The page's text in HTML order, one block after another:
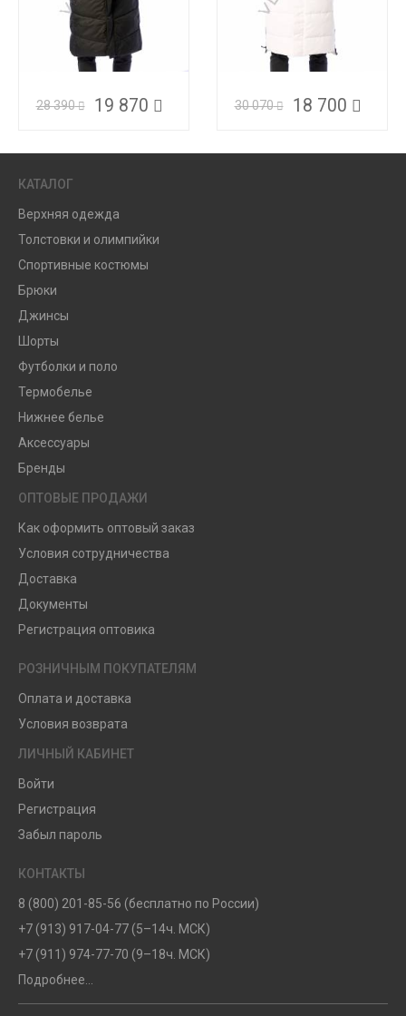
28 390 19 870 30 070 18 700
КАТАЛОГ
Верхняя одежда
Толстовки и олимпийки
Спортивные костюмы
Брюки
Джинсы
Шорты
Футболки и поло
Термобелье
Нижнее белье
Аксессуары
Бренды
ОПТОВЫЕ ПРОДАЖИ
Как оформить оптовый заказ
Условия сотрудничества
Доставка
Документы
Регистрация оптовика
РОЗНИЧНЫМ ПОКУПАТЕЛЯМ
Оплата и доставка
Условия возврата
ЛИЧНЫЙ КАБИНЕТ
Войти
Регистрация
Забыл пароль
КОНТАКТЫ
8 (800) 201-85-56 (бесплатно по России)
+7 (913) 917-04-77 (5–14ч. МСК)
+7 (911) 974-77-70 (9–18ч. МСК)
Подробнее...